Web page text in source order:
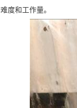
度和工作量。